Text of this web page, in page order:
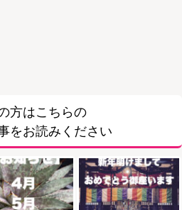
方はこちらの
をお読みください